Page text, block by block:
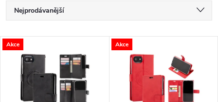
Ř
a
Nejprodávanější
Nejdražší
Abecedně
V
Akce Akce